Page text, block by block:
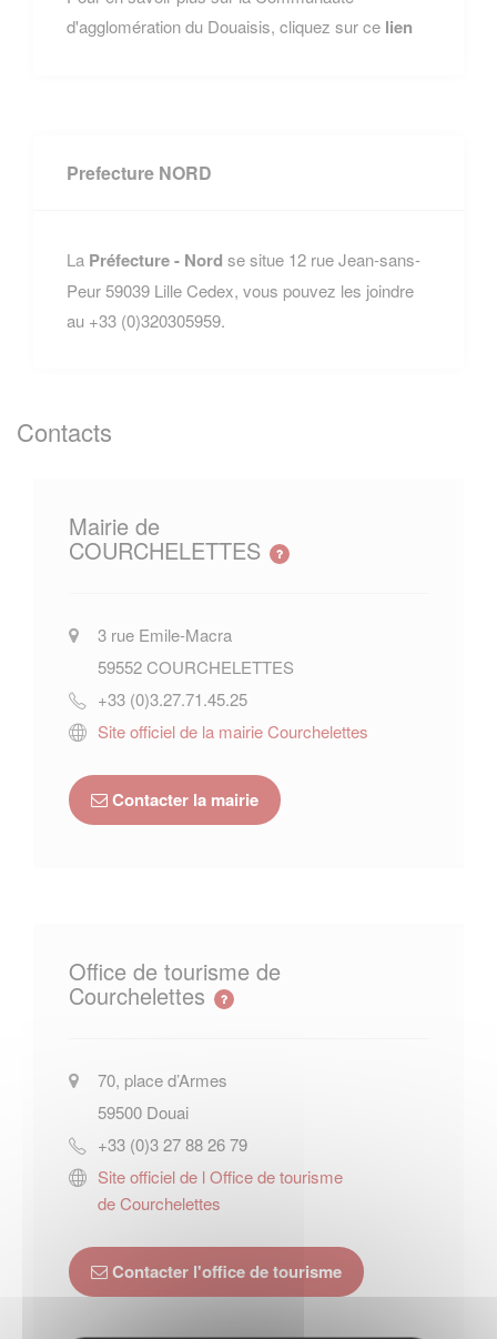
d'agglomération du Douaisis, cliquez sur ce lien
Prefecture NORD
La Préfecture - Nord se situe 12 rue Jean-sans-
Peur 59039 Lille Cedex, vous pouvez les joindre
au +33 (0)320305959.
Contacts
Mairie de
COURCHELETTES
3 rue Emile-Macra
59552COURCHELETTES
+33 (0)3.27.71.45.25
Site officiel de la mairie Courchelettes
Contacter la mairie
Office de tourisme de
Courchelettes
70, place d’Armes
59500 Douai
+33 (0)3 27 88 26 79
Site officiel de l Office de tourisme
de Courchelettes
Contacter l'office de tourisme